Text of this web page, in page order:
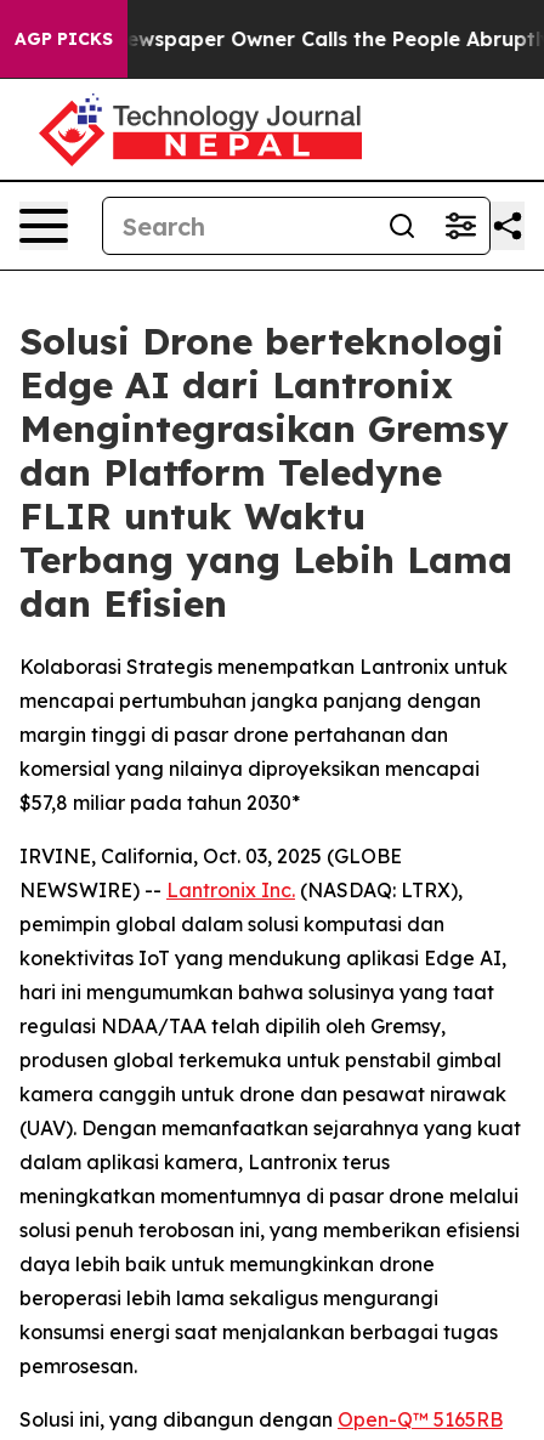
AGP PICKS Owner Calls the People Abruptly Laid
Solusi Drone berteknologi
Edge AI dari Lantronix
Mengintegrasikan Gremsy
dan Platform Teledyne
FLIR untuk Waktu
Terbang yang Lebih Lama
dan Efisien
Kolaborasi Strategis menempatkan Lantronix untuk
mencapai pertumbuhan jangka panjang dengan
margin tinggi di pasar drone pertahanan dan
komersial yang nilainya diproyeksikan mencapai
$57,8 miliar pada tahun 2030*
IRVINE, California, Oct. 03, 2025 (GLOBE
NEWSWIRE) -- Lantronix Inc. (NASDAQ: LTRX),
pemimpin global dalam solusi komputasi dan
konektivitas IoT yang mendukung aplikasi Edge AI,
hari ini mengumumkan bahwa solusinya yang taat
regulasi NDAA/TAA telah dipilih oleh Gremsy,
produsen global terkemuka untuk penstabil gimbal
kamera canggih untuk drone dan pesawat nirawak
(UAV). Dengan memanfaatkan sejarahnya yang kuat
dalam aplikasi kamera, Lantronix terus
meningkatkan momentumnya di pasar drone melalui
solusi penuh terobosan ini, yang memberikan efisiensi
daya lebih baik untuk memungkinkan drone
beroperasi lebih lama sekaligus mengurangi
konsumsi energi saat menjalankan berbagai tugas
pemrosesan.
Solusi ini, yang dibangun dengan Open-Q™ 5165RB